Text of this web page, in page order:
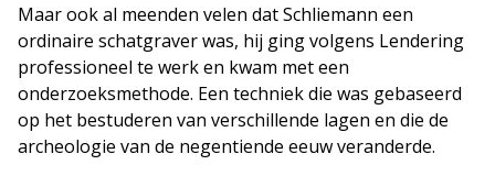
Maar ook al meenden velen dat Schliemann een
ordinaire schatgraver was, hij ging volgens Lendering
professioneel te werk en kwam met een
onderzoeksmethode. Een techniek die was gebaseerd
op het bestuderen van verschillende lagen en die de
archeologie van de negentiende eeuw veranderde.